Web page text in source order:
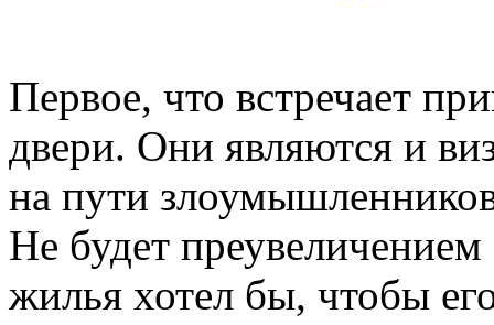
Первое, что встречает
двери. Они являются и
на пути
Не будет
жилья хотел бы, чтобы